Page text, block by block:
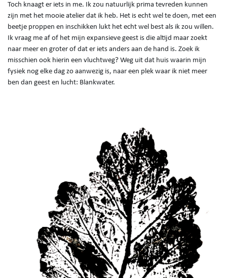
Toch knaagt er iets in me. Ik zou natuurlijk prima tevreden kunnen
zijn met het mooie atelier dat ik heb. Het is echt wel te doen, met een
beetje proppen en inschikken lukt het echt wel best als ik zou willen.
Ik vraag me af of het mijn expansieve geest is die altijd maar zoekt
naar meer en groter of dat er iets anders aan de hand is. Zoek ik
misschien ook hierin een vluchtweg? Weg uit dat huis waarin mijn
fysiek nog elke dag zo aanwezig is, naar een plek waar ik niet meer
ben dan geest en lucht: Blankwater.